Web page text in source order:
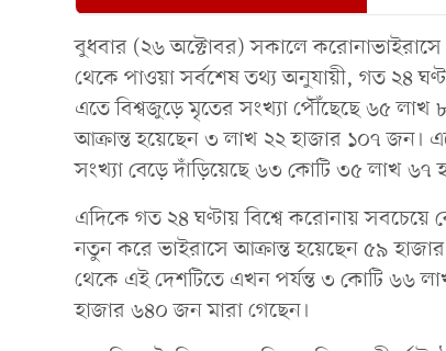
বুধবার (২৬ অক্টোবর) সকালে করোনাভাইরাসে
থেকে পাওয়া সর্বশেষ তথ্য অনুযায়ী, গত ২৪
এতে বিশ্বজুড়ে মৃতের সংখ্যা পৌঁছেছে ৬৫
আক্রান্ত হয়েছেন ৩ লাখ ২২ হাজার ১০৭ জন।
সংখ্যা বেড়ে দাঁড়িয়েছে ৬৩ কোটি ৩৫ লাখ ৬৭
এদিকে গত ২৪ ঘণ্টায় বিশ্বে করোনায় সবচেয়ে
নতুন করে ভাইরাসে আক্রান্ত হয়েছেন ৫৯
থেকে এই দেশটিতে এখন পর্যন্ত ৩ কোটি ৬৬
হাজার ৬৪০ জন মারা গেছেন।